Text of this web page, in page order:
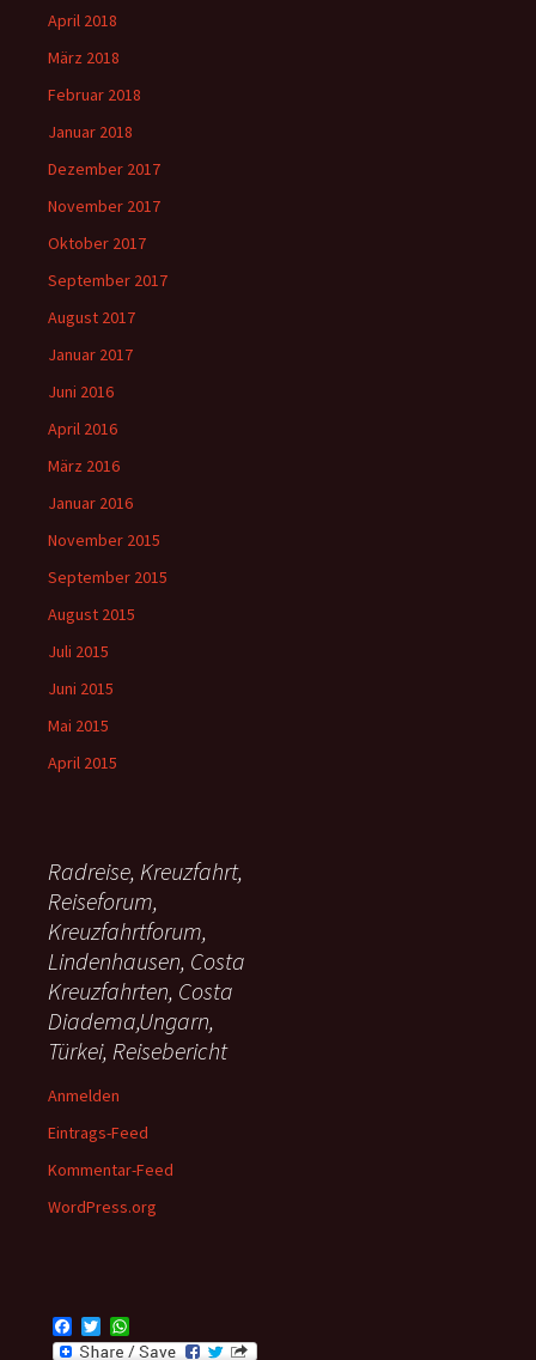
April 2018
März 2018
Februar 2018
Januar 2018
Dezember 2017
November 2017
Oktober 2017
September 2017
August 2017
Januar 2017
Juni 2016
April 2016
März 2016
Januar 2016
November 2015
September 2015
August 2015
Juli 2015
Juni 2015
Mai 2015
April 2015
Radreise, Kreuzfahrt,
Reiseforum,
Kreuzfahrtforum,
Lindenhausen, Costa
Kreuzfahrten, Costa
Diadema,Ungarn,
Türkei, Reisebericht
Anmelden
Eintrags-Feed
Kommentar-Feed
WordPress.org
a
T
w
h